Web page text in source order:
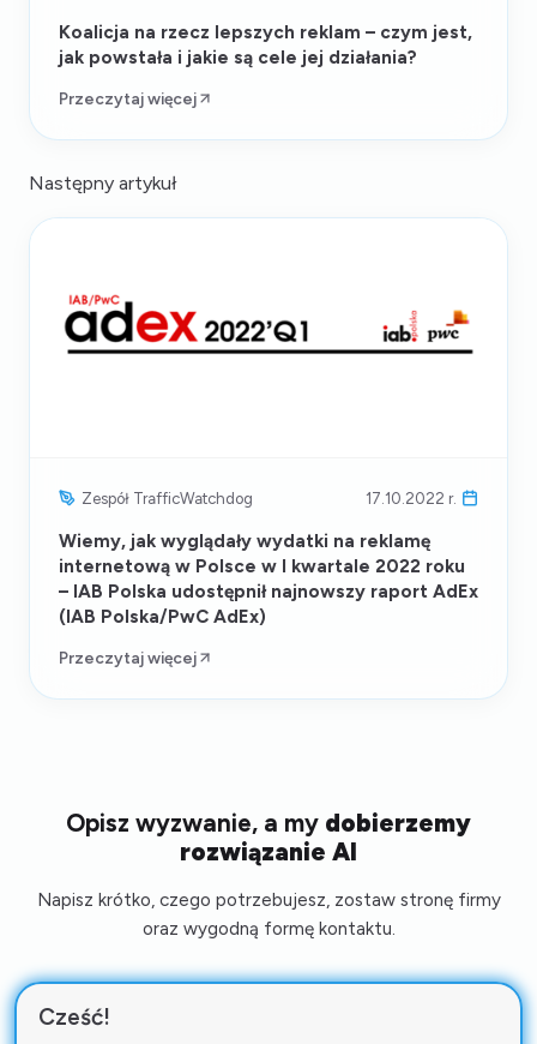
Koalicja na rzecz lepszych reklam – czym jest,
jak powstała i jakie są cele jej działania?
Przeczytaj więcej
Następny artykuł
Zespół TrafficWatchdog 17.10.2022 r.
Wiemy, jak wyglądały wydatki na reklamę
internetową w Polsce w I kwartale 2022 roku
– IAB Polska udostępnił najnowszy raport AdEx
(IAB Polska/PwC AdEx)
Przeczytaj więcej
Opisz wyzwanie, a my dobierzemy
rozwiązanie AI
Napisz krótko, czego potrzebujesz, zostaw stronę firmy
oraz wygodną formę kontaktu.
Cześć!